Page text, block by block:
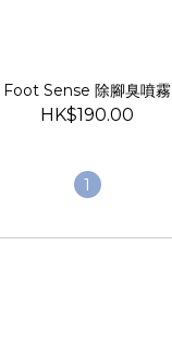
Foot Sense 除腳臭噴霧
HK$190.00
1